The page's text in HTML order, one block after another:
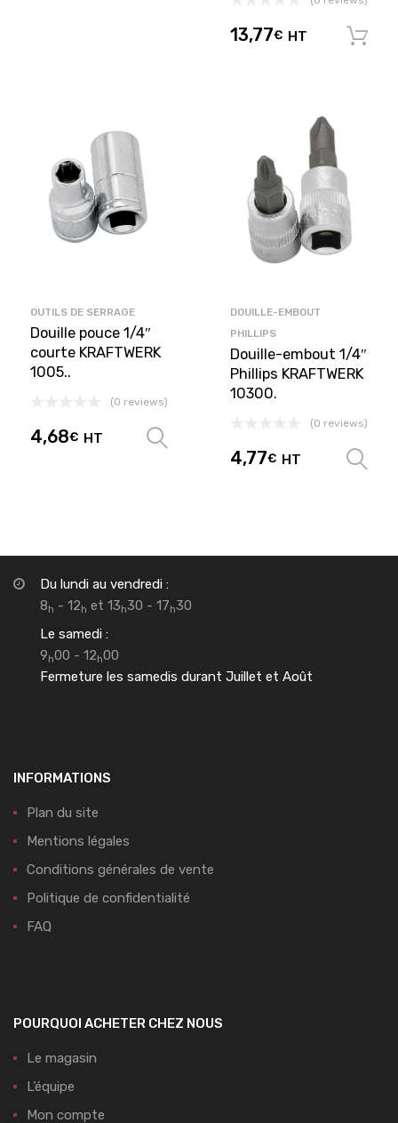
13,77€ HT
OUTILS DE SERRAGE
Douille pouce 1/4″
courte KRAFTWERK
1005..
(0 reviews)
4,68€ HT
DOUILLE-EMBOUT
PHILLIPS
Douille-embout 1/4″
Phillips KRAFTWERK
10300.
(0 reviews)
4,77€ HT
Du lundi au vendredi :
8h - 12h et 13h30 - 17h30
Le samedi :
9h00 - 12h00
Fermeture les samedis durant Juillet et Août
INFORMATIONS
Plan du site
Mentions légales
Conditions générales de vente
Politique de confidentialité
FAQ
POURQUOI ACHETER CHEZ NOUS
Le magasin
L’équipe
Mon compte